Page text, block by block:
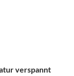
verspannt